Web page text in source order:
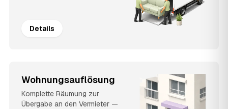
Details
Wohnungsauflösung
Komplette Räumung zur
Übergabe an den Vermieter —